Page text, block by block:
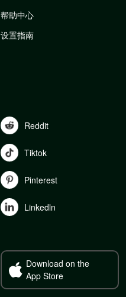
帮助中心
设置指南
Reddit
Tiktok
Pinterest
Linkedln
Download on the
App Store